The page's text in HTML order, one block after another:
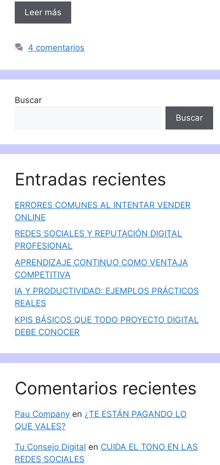
Leer más
4 comentarios
Buscar
Buscar
Entradas recientes
ERRORES COMUNES AL INTENTAR VENDER
ONLINE
REDES SOCIALES Y REPUTACIÓN DIGITAL
PROFESIONAL
APRENDIZAJE CONTINUO COMO VENTAJA
COMPETITIVA
IA Y PRODUCTIVIDAD: EJEMPLOS PRÁCTICOS
REALES
KPIS BÁSICOS QUE TODO PROYECTO DIGITAL
DEBE CONOCER
Comentarios recientes
Pau Company en ¿TE ESTÁN PAGANDO LO
QUE VALES?
Tu Consejo Digital en CUIDA EL TONO EN LAS
REDES SOCIALES